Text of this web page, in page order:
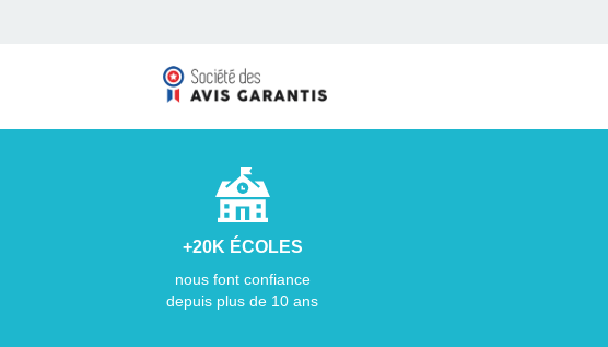
+20K ÉCOLES
nous font confiance
depuis plus de 10 ans